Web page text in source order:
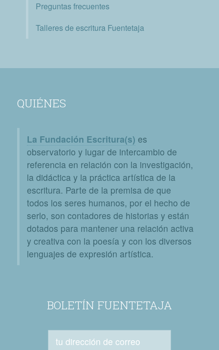
Preguntas frecuentes
Talleres de escritura Fuentetaja
QUIÉNES
La Fundación Escritura(s) es
observatorio y lugar de intercambio de
referencia en relación con la investigación,
la didáctica y la práctica artística de la
escritura. Parte de la premisa de que
todos los seres humanos, por el hecho de
serlo, son contadores de historias y están
dotados para mantener una relación activa
y creativa con la poesía y con los diversos
lenguajes de expresión artística.
BOLETÍN FUENTETAJA